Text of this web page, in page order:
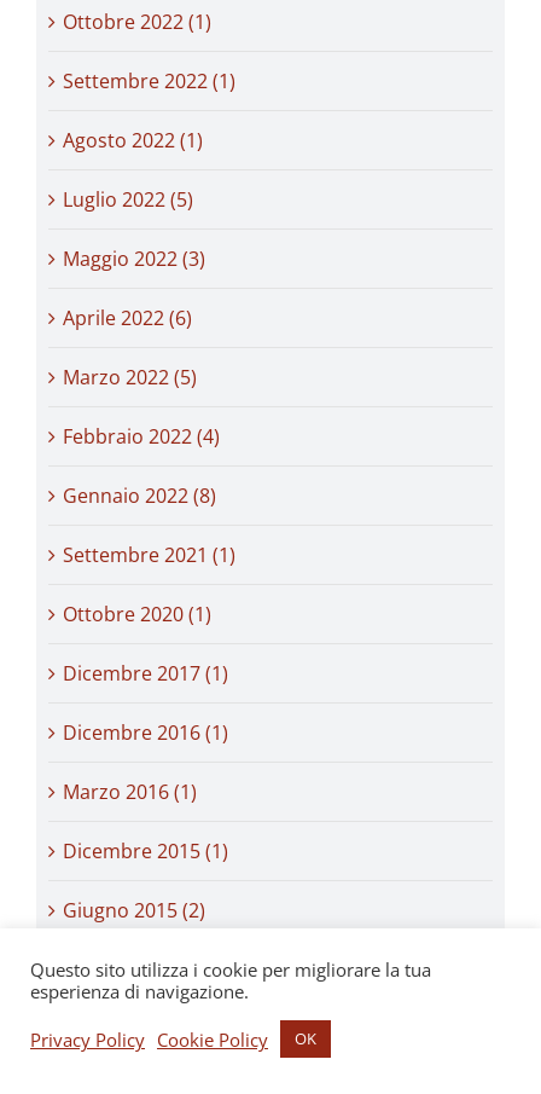
Ottobre 2022 (1)
Settembre 2022 (1)
Agosto 2022 (1)
Luglio 2022 (5)
Maggio 2022 (3)
Aprile 2022 (6)
Marzo 2022 (5)
Febbraio 2022 (4)
Gennaio 2022 (8)
Settembre 2021 (1)
Ottobre 2020 (1)
Dicembre 2017 (1)
Dicembre 2016 (1)
Marzo 2016 (1)
Dicembre 2015 (1)
Giugno 2015 (2)
Maggio 2015 (1)
Dicembre 2014 (1)
Questo sito utilizza i cookie per migliorare la tua
esperienza di navigazione.
Privacy Policy Cookie Policy OK